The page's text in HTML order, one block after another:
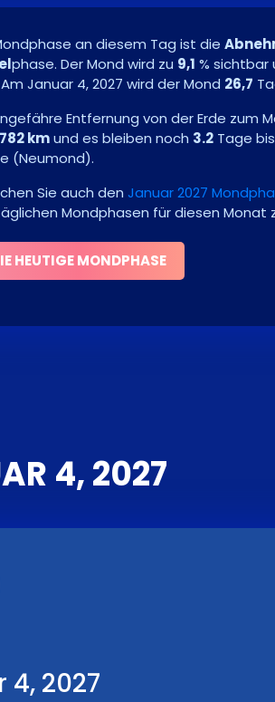
an diesem Tag ist die
phase. Der Mond wird zu 9,1 % sichtbar
Januar 4, 2027 wird der Mond 26,7
Entfernung von der Erde zum
kmund es bleiben noch 3.2 Tage
(Neumond).
Sie auch den Januar 2027
Mondphasen für diesen Monat
HEUTIGE MONDPHASE
4, 2027
2027